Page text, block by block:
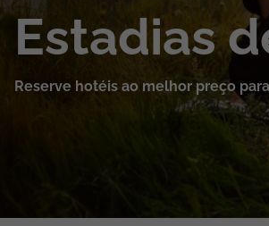
Cruzeiros
Promoções
Estadias
Reserve hotéis ao melhor preço